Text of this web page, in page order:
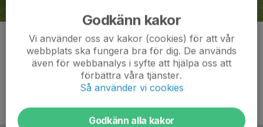
Kommentarer
Godkänn kakor
Vi använder oss av kakor (cookies) för att vår
webbplats ska fungera bra för dig. De används
även för webbanalys i syfte att hjälpa oss att
förbättra våra tjänster.
Så använder vi cookies
Godkänn alla kakor